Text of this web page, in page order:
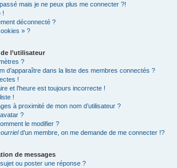
mais je ne peux plus me connecter ?!
!
déconnecté ?
» ?
l’utilisateur
?
d’apparaître dans la liste des membres connectés ?
!
et l’heure est toujours incorrecte !
!
à proximité de mon nom d’utilisateur ?
?
le modifier ?
d’un membre, on me demande de me connecter !?
de messages
ou poster une réponse ?